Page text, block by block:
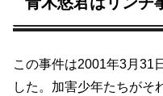
この事件は2001年3月31
した。加害少年たちがそ